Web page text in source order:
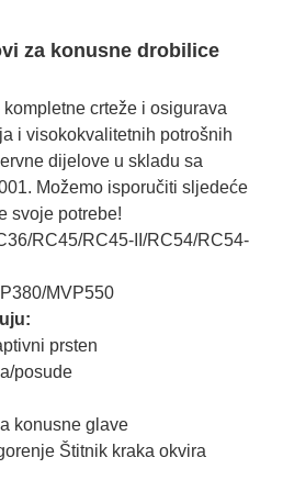
za konusne drobilice
crteže i osigurava
i visokokvalitetnih potrošnih
dijelove u skladu sa
Možemo isporučiti sljedeće
svoje potrebe!
RC45/RC45-II/RC54/RC54-
MVP550
prsten
posude
konusne glave
Štitnik kraka okvira